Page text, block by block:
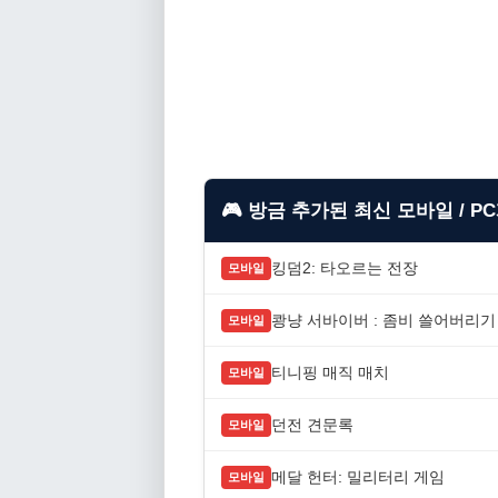
🎮 방금 추가된 최신 모바일 /
모바일 킹덤2: 타오르는 전장
모바일 쾅냥 서바이버 : 좀비 쓸어버리기
모바일 티니핑 매직 매치
모바일 던전 견문록
모바일 메달 헌터: 밀리터리 게임